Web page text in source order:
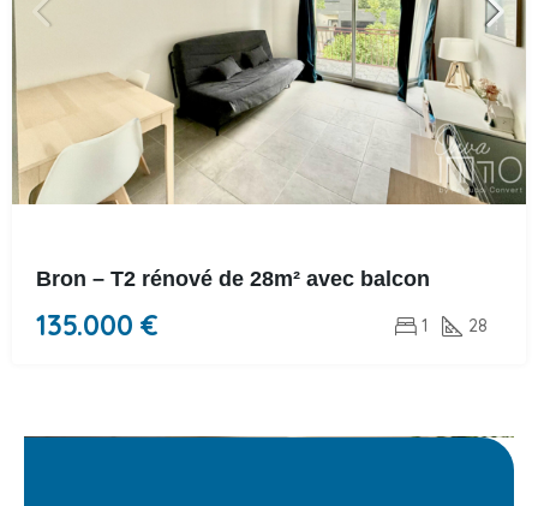
Bron – T2 rénové de 28m² avec balcon
135.000 € 1 28